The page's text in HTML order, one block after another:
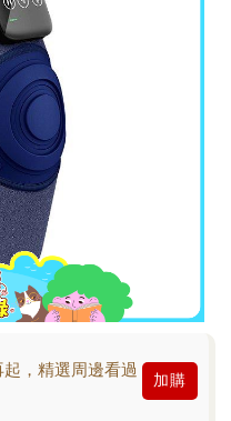
，精選周邊看過
加購